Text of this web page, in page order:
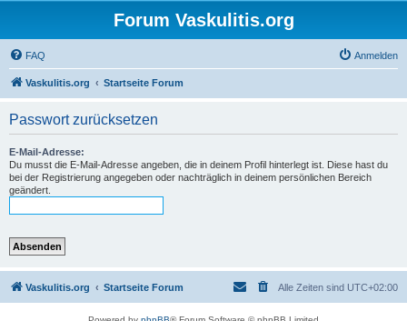
Forum Vaskulitis.org
FAQ Anmelden
Vaskulitis.org Startseite Forum
Passwort zurücksetzen
E-Mail-Adresse:
Du musst die E-Mail-Adresse angeben, die in deinem Profil hinterlegt ist. Diese hast du
bei der Registrierung angegeben oder nachträglich in deinem persönlichen Bereich
geändert.
Vaskulitis.org Startseite Forum Alle Zeiten sind UTC+02:00